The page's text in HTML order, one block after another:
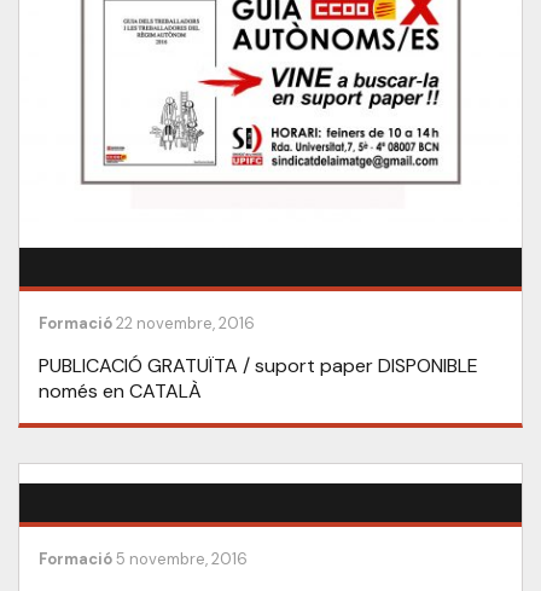
Formació22 novembre, 2016
PUBLICACIÓ GRATUÏTA / suport paper DISPONIBLE
només en CATALÀ
Formació5 novembre, 2016